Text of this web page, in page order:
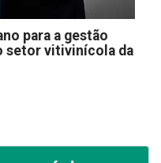
para a gestão
setor vitivinícola da